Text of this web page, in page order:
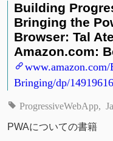
Building
Bringing the
Browser: Tal
Amazon.com:
Bringing/dp/
ProgressiveWebApp
PWAについての書籍